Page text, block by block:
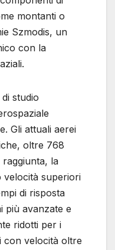
montanti o
Szmodis, un
con la
studio
Gli attuali aerei
oltre 768
raggiunta, la
velocità superiori
di risposta
più avanzate e
ridotti per i
con velocità oltre